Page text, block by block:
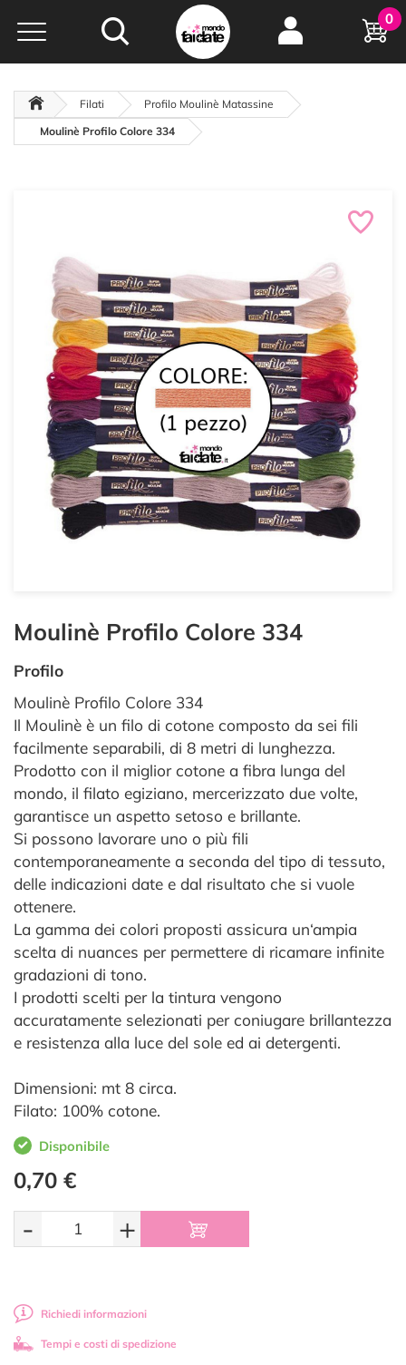
Hobby e
creatività...
oltre 15 anni online
0
Filati
Profilo Moulinè Matassine
Moulinè Profilo Colore 334
Moulinè Profilo Colore 334
Profilo
Moulinè Profilo Colore 334
Il Moulinè è un filo di cotone composto da sei fili
facilmente separabili, di 8 metri di lunghezza.
Prodotto con il miglior cotone a fibra lunga del
mondo, il filato egiziano, mercerizzato due volte,
garantisce un aspetto setoso e brillante.
Si possono lavorare uno o più fili
contemporaneamente a seconda del tipo di tessuto,
delle indicazioni date e dal risultato che si vuole
ottenere.
La gamma dei colori proposti assicura un‘ampia
scelta di nuances per permettere di ricamare infinite
gradazioni di tono.
I prodotti scelti per la tintura vengono
accuratamente selezionati per coniugare brillantezza
e resistenza alla luce del sole ed ai detergenti.
Dimensioni: mt 8 circa.
Filato: 100% cotone.
Disponibile
0,70 €
- +
Richiedi informazioni
Tempi e costi di spedizione